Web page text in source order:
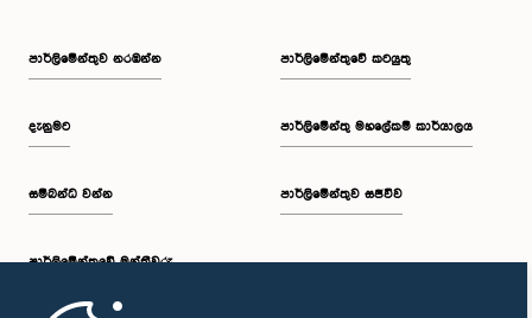
පාර්ලි‌මේන්තුව නරඹන්න
දැනුමට
සම්බන්ධ වන්න
පාර්ලි‌මේන්තුවේ මන්ත්‍රීවරු
පාර්ලිමේන්තුවේ කටයුතු
පාර්ලිමේන්තු මහලේකම් කාර්යාලය
පාර්ලිමේන්තුව සජීවීව